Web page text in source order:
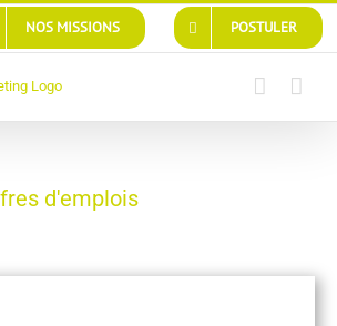
POSTULER
NOS MISSIONS
d'emplois